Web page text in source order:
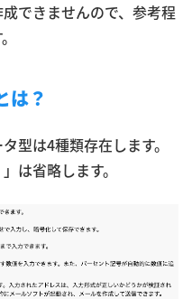
できませんので、参考程
は？
型は4種類存在します。
は省略します。